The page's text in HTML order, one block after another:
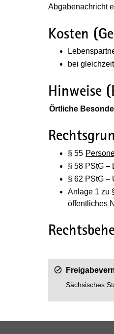
Abgabenachricht
Kosten
bei
Hinweise
(Wird in einem
Örtliche
§ 55
§ 58 PStG –
§ 62 PStG –
Anlage 1 zu
öffentliches
Sächsisches